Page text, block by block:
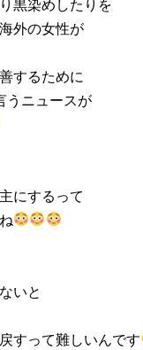
外の女性が
するために
うニュースが
にするって
いと
すって難しいんです